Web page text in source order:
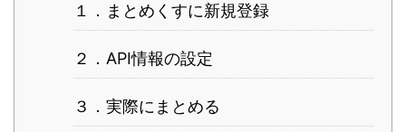
１．まとめくすに新規登録
２．API情報の設定
３．実際にまとめる